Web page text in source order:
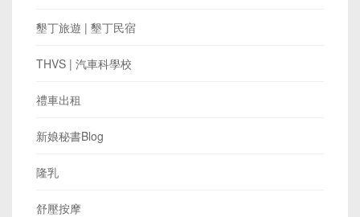
墾丁旅遊 | 墾丁民宿
THVS | 汽車科學校
禮車出租
新娘秘書Blog
隆乳
舒壓按摩